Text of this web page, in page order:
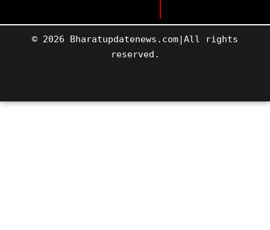
© 2026 Bharatupdatenews.com|All rights
reserved.